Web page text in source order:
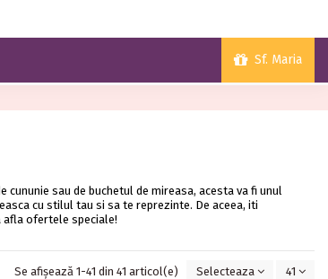
Sf. Maria
sau de buchetul de mireasa, acesta va fi unul
cu stilul tau si sa te reprezinte. De aceea, iti
afla ofertele speciale!
Se afișează 1-41 din 41 articol(e) Selecteaza 41